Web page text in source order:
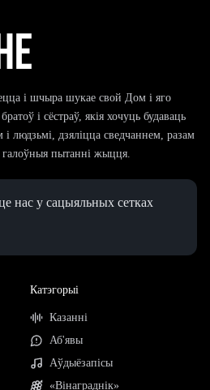
і шчыра шукае свой Дом і яго
і сёстраў, якія хочуць будаваць
людзьмі, дзяліцца сведчаннем, разам
галоўныя пытанні жыцця.
нас у сацыяльных сетках
Катэгорыі
Казанні
Аб'явы
Аўдыёзапісы
«Вінаграднік»